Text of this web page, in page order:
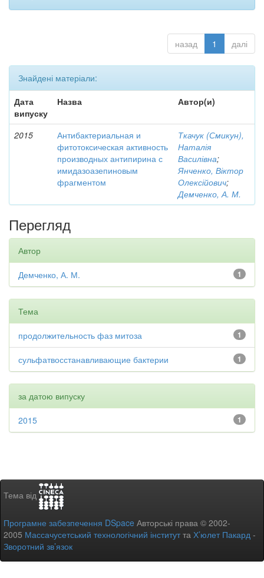
назад 1 далі
Знайдені матеріали:
Дата
випуску
Назва Автор(и)
2015
Антибактериальная и
фитотоксическая активность
производных антипирина с
имидазоазепиновым
фрагментом
Ткачук (Смикун),
Наталія
Василівна;
Янченко, Віктор
Олексійович;
Демченко, А. М.
Перегляд
Автор
1
Демченко, А. М.
Тема
1
продолжительность фаз митоза
1
сульфатвосстанавливающие бактерии
за датою випуску
1
2015
Тема від
Програмне забезпечення DSpace Авторські права © 2002-
2005 Массачусетський технологічний інститутта Х’юлет Пакард -
Зворотний зв’язок